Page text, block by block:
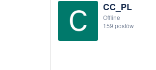
CC_PL
Offline
159 postów